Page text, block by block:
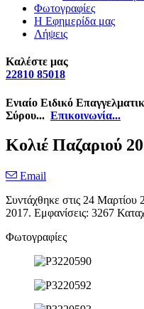
Φωτογραφίες
Η Εφημερίδα μας
Λήψεις
Καλέστε μας
22810 85018
Ενιαίο Ειδικό
Σύρου... Επικοινωνία...
Κολιέ Παζαριού
Email
Συντάχθηκε στις 24 Μαρτίου
2017. Εμφανίσεις: 3267
Φωτογραφίες